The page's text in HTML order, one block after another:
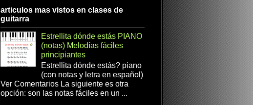
articulos mas vistos en clases de
guitarra
Estrellita dónde estás PIANO
(notas) Melodías fáciles
principiantes
Estrellita dónde estás? piano
(con notas y letra en español)
Ver Comentarios La siguiente es otra
opción: son las notas fáciles en un ...